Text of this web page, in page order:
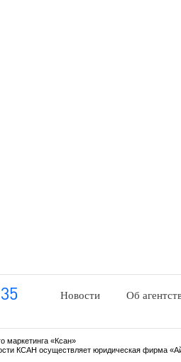
Новости Об
маркетинга «Ксан»
КСАН осуществляет юридическая фирма